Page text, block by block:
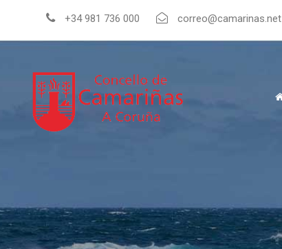
+34 981 736 000 correo@camarinas.net